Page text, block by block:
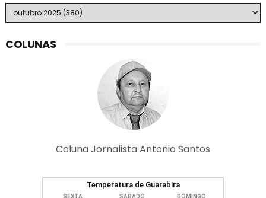
COLUNAS
Coluna Jornalista Antonio Santos